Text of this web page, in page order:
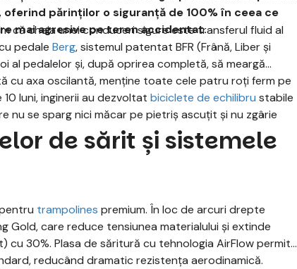
părinților o siguranță de 100% în ceea ce
mai agresive pe teren accidentat.
că cheia unei conduceri sigure este transferul fluid al
pedale Berg, sistemul patentat BFR (Frână, Liber și
al pedalelor și, după oprirea completă, să meargă
cu axa oscilantă, menține toate cele patru roți ferm pe
luni, inginerii au dezvoltat biciclete de echilibru stabile
nu se sparg nici măcar pe pietriș ascuțit și nu zgârie
de sărit și sistemele
trampolines premium. În loc de arcuri drepte
Gold, care reduce tensiunea materialului și extinde
30%. Plasa de săritură cu tehnologia AirFlow permite
reducând dramatic rezistența aerodinamică.